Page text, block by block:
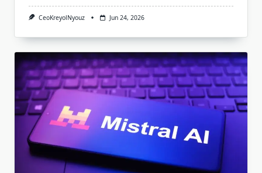
CeoKreyolNyouz Jun 24, 2026